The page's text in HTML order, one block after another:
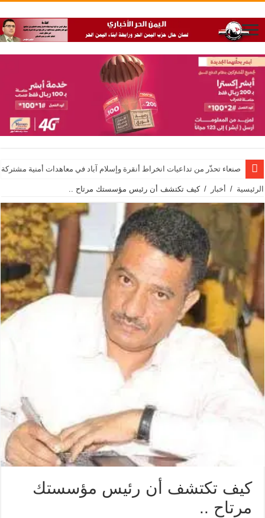
صنعاء تحذّر من تداعيات انخراط أنقرة وإسلام آباد في معاهدات أمنية
الرئيسية / أخبار / كيف تكتشف أن رئيس مؤسستك مرتاح ..
كيف تكتشف أن رئيس مؤسستك
مرتاح ..